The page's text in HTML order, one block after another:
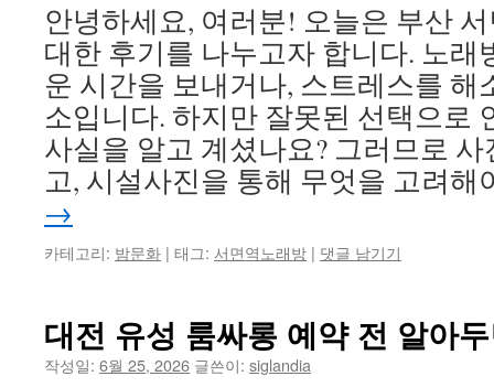
안녕하세요, 여러분! 오늘은 부산
대한 후기를 나누고자 합니다. 노래
운 시간을 보내거나, 스트레스를 해
소입니다. 하지만 잘못된 선택으로
사실을 알고 계셨나요? 그러므로
고, 시설사진을 통해 무엇을 고려
→
카테고리: 밤문화 | 태그: 서면역노래방 | 댓글 남기기
대전 유성 룸싸롱 예약 전 알아
작성일: 6월 25, 2026 글쓴이: siglandia